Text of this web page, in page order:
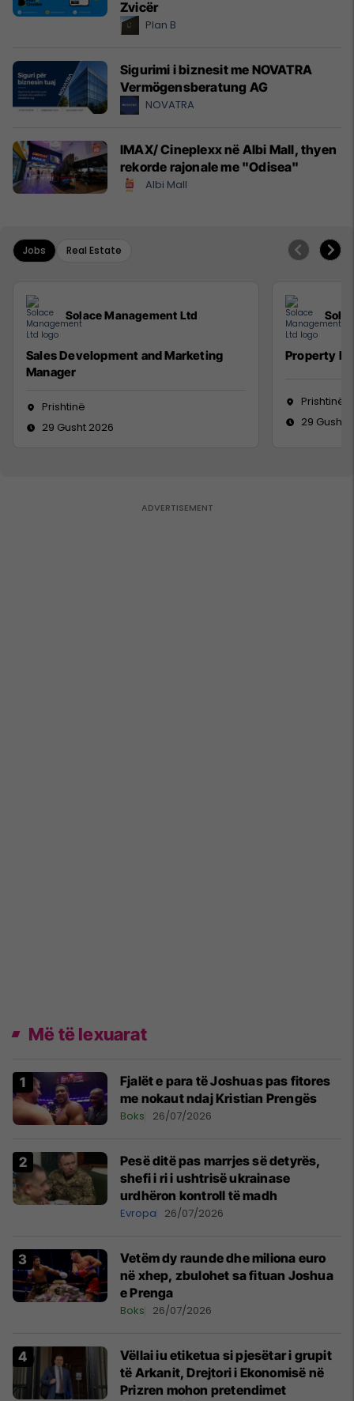
Zvicër
Plan B
Sigurimi i biznesit me NOVATRA
Vermögensberatung AG
NOVATRA
IMAX/ Cineplexx në Albi Mall, thyen
rekorde rajonale me "Odisea"
Albi Mall
Jobs Real Estate
Solace Management Ltd
Sales Development and Marketing
Manager
Prishtinë
29 Gusht 2026
Property
Prishtinë
29 Gusht
Më të lexuarat
Fjalët e para të Joshuas pas fitores
me nokaut ndaj Kristian Prengës
Boks 26/07/2026
Pesë ditë pas marrjes së detyrës,
shefi i ri i ushtrisë ukrainase
urdhëron kontroll të madh
Evropa 26/07/2026
Vetëm dy raunde dhe miliona euro
në xhep, zbulohet sa fituan Joshua
e Prenga
Boks 26/07/2026
Vëllai iu etiketua si pjesëtar i grupit
të Arkanit, Drejtori i Ekonomisë në
Prizren mohon pretendimet